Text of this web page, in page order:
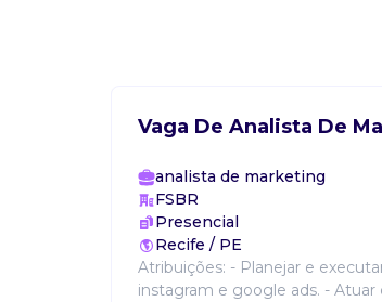
Vaga De Analista De
analista de marketing
FSBR
Presencial
Recife / PE
Atribuições: - Planejar e
instagram e google ads. -